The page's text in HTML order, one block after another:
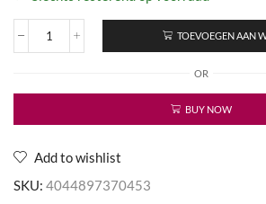
Hair
Salt
aantal
TOEVOEGEN AAN
OR
BUY NOW
Add to wishlist
SKU: 4044897370453